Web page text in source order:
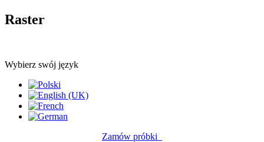
Raster
Wybierz swój język
Zamów próbki